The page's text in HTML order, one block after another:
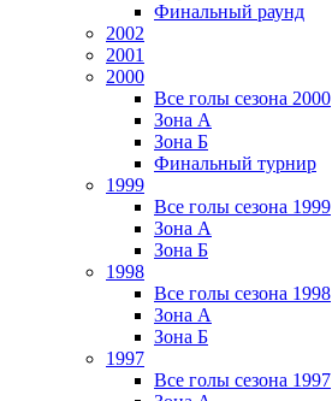
Финальный раунд
2002
2001
2000
Все голы сезона 2000
Зона А
Зона Б
Финальный турнир
1999
Все голы сезона 1999
Зона А
Зона Б
1998
Все голы сезона 1998
Зона А
Зона Б
1997
Все голы сезона 1997